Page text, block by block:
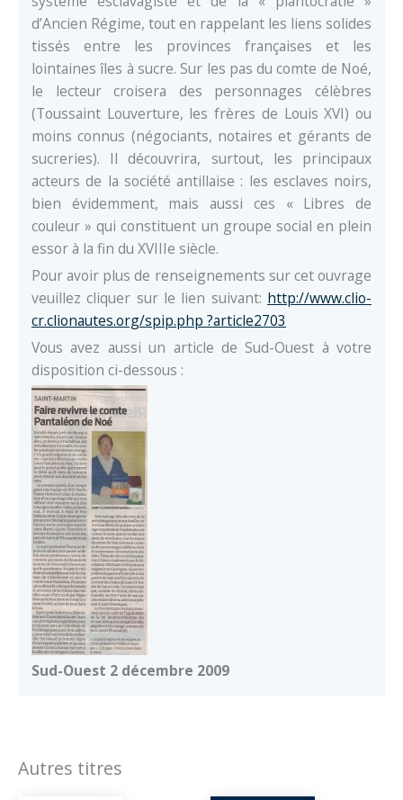
d’Ancien Régime, tout en rappelant les liens solides
tissés entre les provinces françaises et les
lointaines îles à sucre. Sur les pas du comte de Noé,
le lecteur croisera des personnages célèbres
(Toussaint Louverture, les frères de Louis XVI) ou
moins connus (négociants, notaires et gérants de
sucreries). Il découvrira, surtout, les principaux
acteurs de la société antillaise : les esclaves noirs,
bien évidemment, mais aussi ces « Libres de
couleur » qui constituent un groupe social en plein
essor à la fin du XVIIIe siècle.
Pour avoir plus de renseignements sur cet ouvrage
veuillez cliquer sur le lien suivant: http://www.clio-
cr.clionautes.org/spip.php ?article2703
Vous avez aussi un article de Sud-Ouest à votre
disposition ci-dessous :
Sud-Ouest 2 décembre 2009
Autres titres